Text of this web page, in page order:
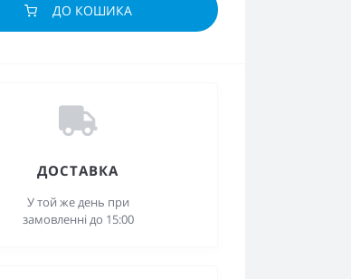
ДО КОШИКА
ДОСТАВКА
У той же день при
замовленні до 15:00